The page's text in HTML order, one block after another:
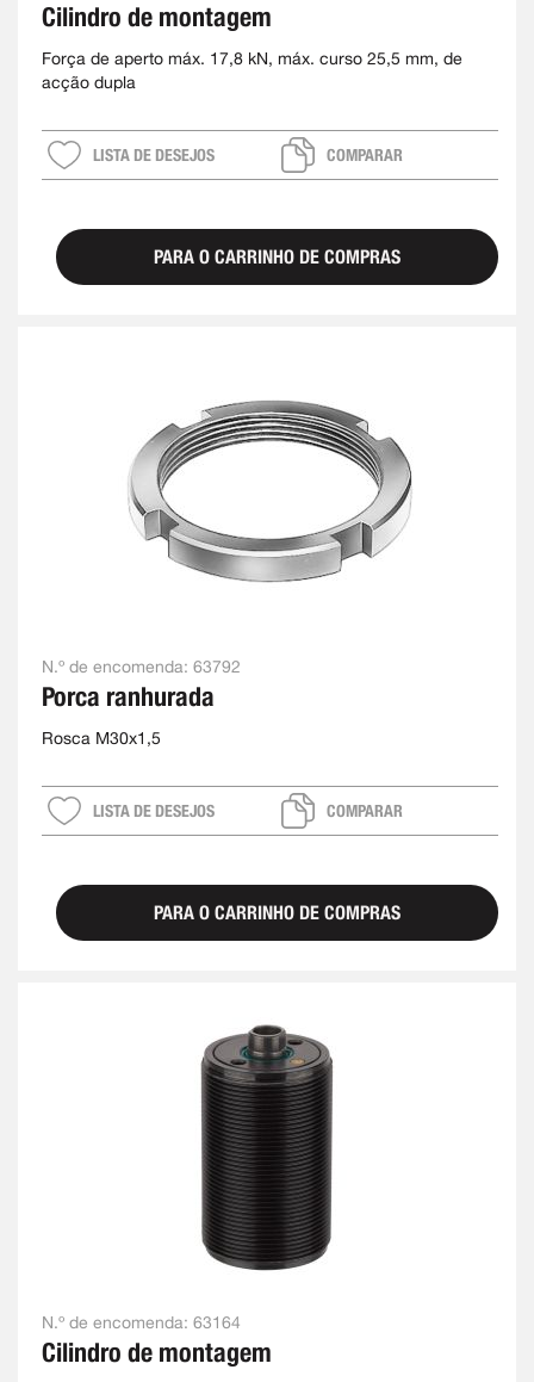
Cilindro de montagem
Força de aperto máx. 17,8 kN, máx. curso 25,5 mm, de
acção dupla
LISTA DE DESEJOS COMPARAR
PARA O CARRINHO DE COMPRAS
N.º de encomenda: 63792
Porca ranhurada
Rosca M30x1,5
LISTA DE DESEJOS COMPARAR
PARA O CARRINHO DE COMPRAS
N.º de encomenda: 63164
Cilindro de montagem